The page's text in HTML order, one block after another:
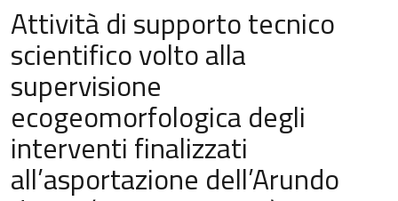
Attività di supporto tecnico
scientifico volto alla
supervisione
ecogeomorfologica degli
interventi finalizzati
all’asportazione dell’Arundo